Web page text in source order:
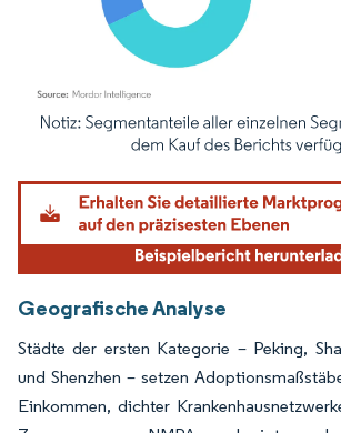
Bild © Mordor Intelligence. Wiederverwendung
Geografische Analyse
Städte der ersten Kategorie – Peking,
und Shenzhen – setzen
Einkommen, dichter